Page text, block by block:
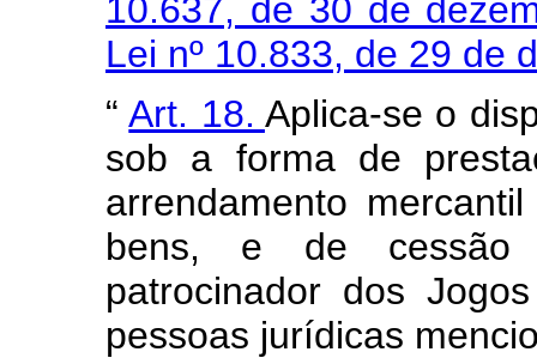
10.637, de 30 de
Lei nº 10.833, de 29 de
“Art. 18. Aplica-se o
sob a forma de
arrendamento
bens, e de cessão
patrocinador dos
pessoas jurídicas